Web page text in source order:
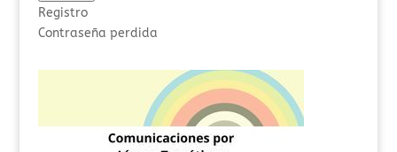
Registro
Contraseña perdida